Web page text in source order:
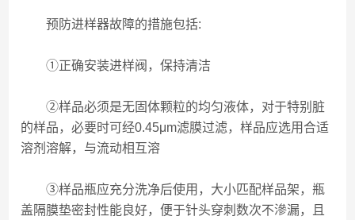
预防进样器故障的措施包括:
①正确安装进样阀，保持清洁
②样品必须是无固体颗粒的均匀液体，对于特别脏
的样品，必要时可经0.45μm滤膜过滤，样品应选用合适
溶剂溶解，与流动相互溶
③样品瓶应充分洗净后使用，大小匹配样品架，瓶
盖隔膜垫密封性能良好，便于针头穿刺数次不滲漏，且